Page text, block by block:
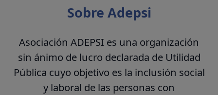
Sobre Adepsi
Asociación ADEPSI es una organización
sin ánimo de lucro declarada de Utilidad
Pública cuyo objetivo es la inclusión social
y laboral de las personas con